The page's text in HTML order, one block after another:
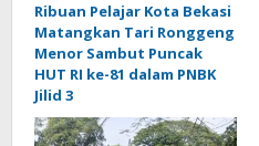
Ribuan Pelajar Kota Bekasi
Matangkan Tari Ronggeng
Menor Sambut Puncak
HUT RI ke-81 dalam PNBK
Jilid 3